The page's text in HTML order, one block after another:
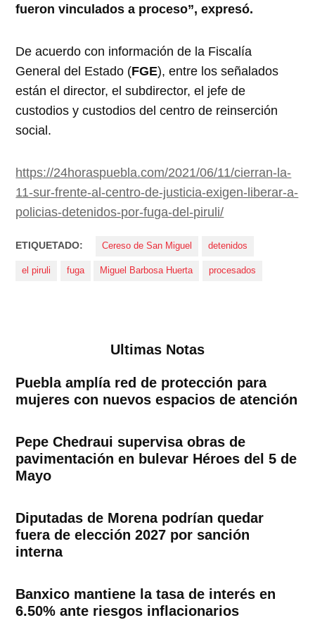
fueron vinculados a proceso”, expresó.
De acuerdo con información de la Fiscalía
General del Estado (FGE), entre los señalados
están el director, el subdirector, el jefe de
custodios y custodios del centro de reinserción
social.
https://24horaspuebla.com/2021/06/11/cierran-la-
11-sur-frente-al-centro-de-justicia-exigen-liberar-a-
policias-detenidos-por-fuga-del-piruli/
ETIQUETADO: Cereso de San Miguel detenidos
el piruli fuga Miguel Barbosa Huerta procesados
Ultimas Notas
Puebla amplía red de protección para
mujeres con nuevos espacios de atención
Pepe Chedraui supervisa obras de
pavimentación en bulevar Héroes del 5 de
Mayo
Diputadas de Morena podrían quedar
fuera de elección 2027 por sanción
interna
Banxico mantiene la tasa de interés en
6.50% ante riesgos inflacionarios